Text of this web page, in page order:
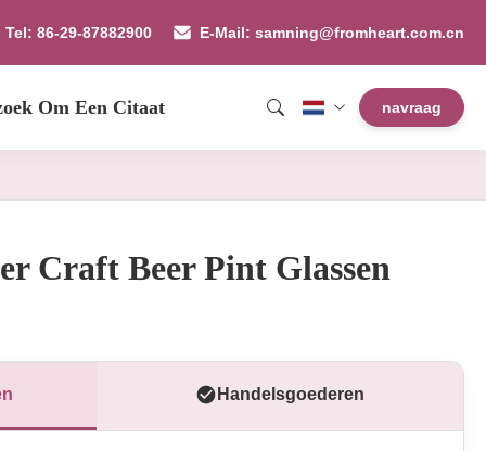
Tel: 86-29-87882900 E-Mail: samning@fromheart.com.cn
Om Een Citaat navraag
Craft Beer Pint Glassen
Handelsgoederen